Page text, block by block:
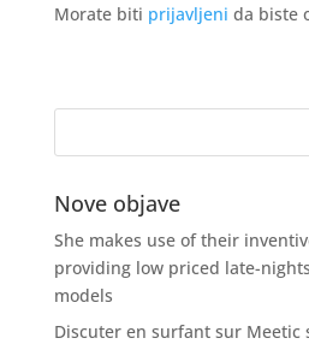
Morate biti prijavljeni da biste
Nove objave
She makes use of their
providing low priced late-
models
Discuter en surfant sur Meetic